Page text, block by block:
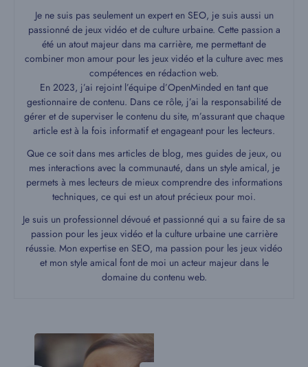
Je ne suis pas seulement un expert en SEO, je suis aussi un
passionné de jeux vidéo et de culture urbaine. Cette passion a
été un atout majeur dans ma carrière, me permettant de
combiner mon amour pour les jeux vidéo et la culture avec mes
compétences en rédaction web.
En 2023, j’ai rejoint l’équipe d’OpenMinded en tant que
gestionnaire de contenu. Dans ce rôle, j’ai la responsabilité de
gérer et de superviser le contenu du site, m’assurant que chaque
article est à la fois informatif et engageant pour les lecteurs.
Que ce soit dans mes articles de blog, mes guides de jeux, ou
mes interactions avec la communauté, dans un style amical, je
permets à mes lecteurs de mieux comprendre des informations
techniques, ce qui est un atout précieux pour moi.
Je suis un professionnel dévoué et passionné qui a su faire de sa
passion pour les jeux vidéo et la culture urbaine une carrière
réussie. Mon expertise en SEO, ma passion pour les jeux vidéo
et mon style amical font de moi un acteur majeur dans le
domaine du contenu web.